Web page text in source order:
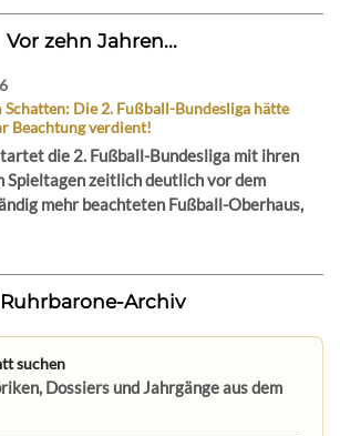
Vor zehn Jahren...
Schatten: Die 2. Fußball-Bundesliga hätte
Beachtung verdient!
die 2. Fußball-Bundesliga mit ihren
Spieltagen zeitlich deutlich vor dem
mehr beachteten Fußball-Oberhaus,
Ruhrbarone-Archiv
suchen
Dossiers und Jahrgänge aus dem